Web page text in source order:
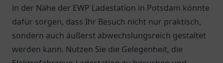
in der Nähe der EWP Ladestation in Potsdam könnte
dafür sorgen, dass Ihr Besuch nicht nur praktisch,
sondern auch äußerst abwechslungsreich gestaltet
werden kann. Nutzen Sie die Gelegenheit, die